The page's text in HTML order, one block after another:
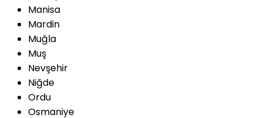
Manisa
Mardin
Muğla
Muş
Nevşehir
Niğde
Ordu
Osmaniye